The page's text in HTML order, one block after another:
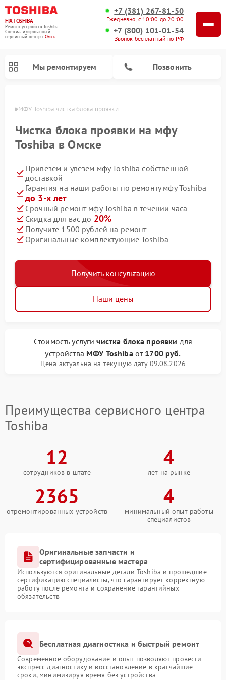
FIX-TOSHIBA
Ремонт устройств Toshiba
Специализированный
cервисный центр г.Омск
+7 (381) 267-81-50
Ежедневно, с 10:00 до 20:00
+7 (800) 101-01-54
Звонок бесплатный по РФ
Мы ремонтируем Позвонить
МФУ Toshiba чистка блока проявки
Чистка блока проявки на мфу
Toshiba в Омске
Привезем и увезем мфу Toshiba собственной
доставкой
Гарантия на наши работы по ремонту мфу Toshiba
до 3-х лет
Срочный ремонт мфу Toshiba в течении часа
Скидка для вас до 20%
Получите 1500 рублей на ремонт
Оригинальные комплектующие Toshiba
Получить консультацию
Наши цены
Стоимость услугичистка блока проявки для
устройства МФУ Toshibaот 1700 руб.
Цена актуальна на текущую дату 09.08.2026
Преимущества сервисного центра
Toshiba
12
сотрудников в штате
4
лет на рынке
2365
отремонтированных устройств
4
минимальный опыт работы
специалистов
Оригинальные запчасти и
сертифицированные мастера
Используются оригинальные детали Toshiba и прошедшие
сертификацию специалисты, что гарантирует корректную
работу после ремонта и сохранение гарантийных
обязательств
Бесплатная диагностика и быстрый ремонт
Современное оборудование и опыт позволяют провести
экспресс-диагностику и восстановление в кратчайшие
сроки, минимизируя время без устройства